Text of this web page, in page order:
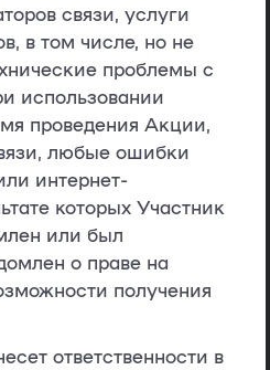
связи, услуги
в том числе, но не
проблемы с
использовании
проведения Акции,
любые ошибки
интернет-
которых Участник
или был
о праве на
получения
ответственности в